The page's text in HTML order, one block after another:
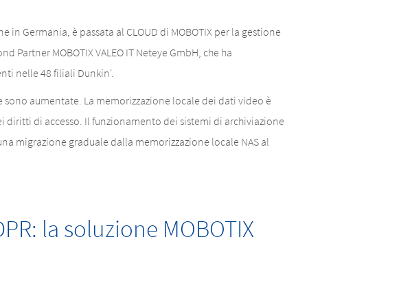
Germania, è passata al CLOUD di MOBOTIX per la gestione
MOBOTIX VALEO IT Neteye GmbH, che ha
nelle 48 filiali Dunkin'.
sono aumentate. La memorizzazione locale dei dati video è
di accesso. Il funzionamento dei sistemi di archiviazione
migrazione graduale dalla memorizzazione locale NAS al
la soluzione MOBOTIX